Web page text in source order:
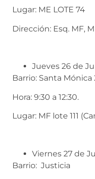
Lugar: ME LOTE 74
Dirección: Esq. MF,
Jueves 26 de
Barrio: Santa Mónica
Hora: 9:30 a 12:30.
Lugar: MF lote 111
Viernes 27 de
Barrio: Justicia